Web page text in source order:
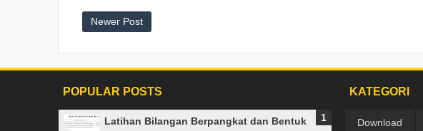
Newer Post
POPULAR POSTS
Latihan Bilangan Berpangkat dan Bentuk
KATEGORI
Download